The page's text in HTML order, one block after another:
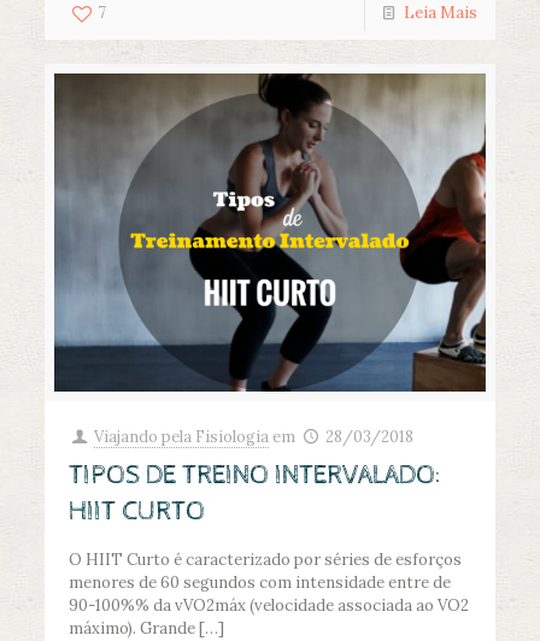
7 Leia Mais
Viajando pela Fisiologia em 28/03/2018
TIPOS DE TREINO INTERVALADO:
HIIT CURTO
O HIIT Curto é caracterizado por séries de esforços
menores de 60 segundos com intensidade entre de
90-100%% da vVO2máx (velocidade associada ao VO2
máximo). Grande[…]